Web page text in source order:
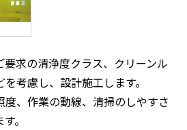
求の清浄度クラス、クリーンル
考慮し、設計施工します。
度、作業の動線、清掃のしやすさ
。